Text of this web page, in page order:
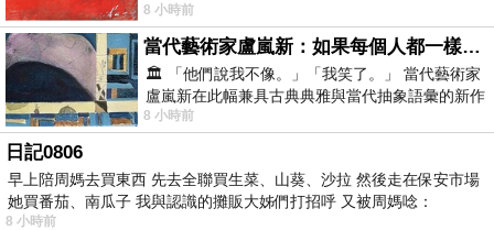
向裂隙的亮處探索另一個心聲另一個共鳴的
8 小時前
當代藝術家盧嵐新：如果每個人都一樣，這世界該有多無聊？
🏛️ 「他們說我不像。」「我笑了。」 當代藝術家
盧嵐新在此幅兼具古典典雅與當代抽象語彙的新作
中，以沈靜的藍色空間為背景，描繪了
8 小時前
日記0806
早上陪周媽去買東西 先去全聯買生菜、山葵、沙拉 然後走在保安市場
她買番茄、南瓜子 我與認識的攤販大姊們打招呼 又被周媽唸：
8 小時前